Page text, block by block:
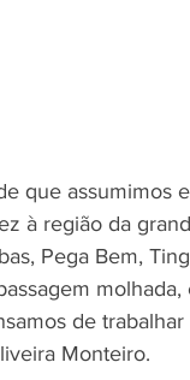
que assumimos
à região da
Pega Bem,
de
Monteiro.